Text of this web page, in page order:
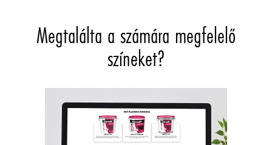
Megtalálta a számára megfelelő
színeket?